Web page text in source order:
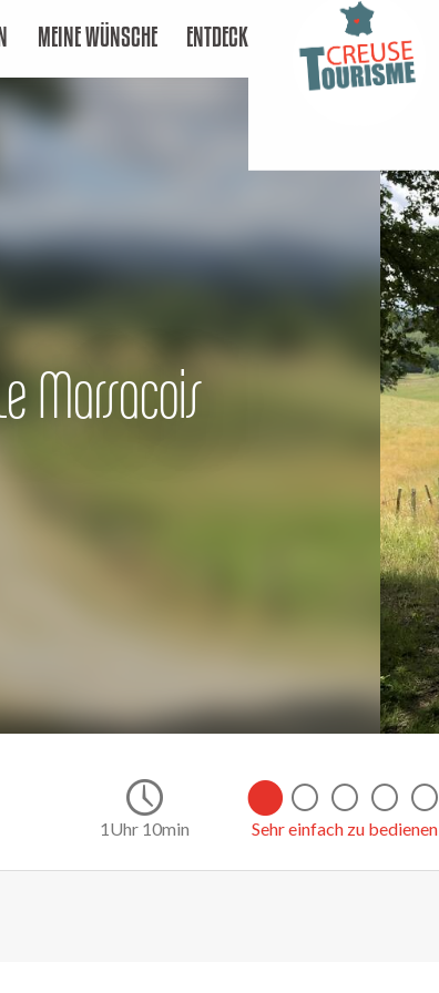
MEINE WÜNSCHE ENTDECKEN
Marsacois
1Uhr 10min Sehr einfach zu bedienen